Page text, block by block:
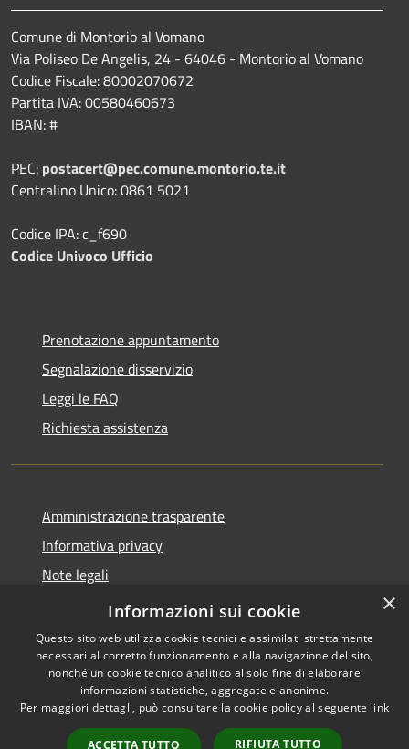
Comune di Montorio al Vomano
Via Poliseo De Angelis, 24 - 64046 - Montorio al Vomano
Codice Fiscale: 80002070672
Partita IVA: 00580460673
IBAN: #
PEC: postacert@pec.comune.montorio.te.it
Centralino Unico: 0861 5021
Codice IPA: c_f690
Codice Univoco Ufficio
Prenotazione appuntamento
Segnalazione disservizio
Leggi le FAQ
Richiesta assistenza
Amministrazione trasparente
Informativa privacy
Note legali
Dichiarazione di accessibilità
Accessibilità
Copyright © 2026 • Comune di
Montorio al Vomano • Powered
byMunicipium Accesso
×
Informazioni sui cookie
Questo sito web utilizza cookie tecnici e assimilati strettamente
necessari al corretto funzionamento e alla navigazione del sito,
nonché un cookie tecnico analitico al solo fine di elaborare
informazioni statistiche, aggregate e anonime.
Per maggiori dettagli, può consultare la cookie policy al seguente link
ACCETTA TUTTO RIFIUTA TUTTO